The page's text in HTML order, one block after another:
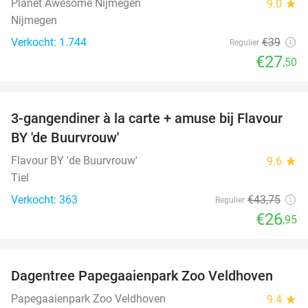
Planet Awesome Nijmegen 9.0 star
Nijmegen
Verkocht: 1.744
Regulier €39
€27,50
38%
3-gangendiner à la carte + amuse bij Flavour
BY 'de Buurvrouw'
Flavour BY 'de Buurvrouw' 9.6 star
Tiel
Verkocht: 363
Regulier €43,75
€26,95
26%
Dagentree Papegaaienpark Zoo Veldhoven
Papegaaienpark Zoo Veldhoven 9.4 star